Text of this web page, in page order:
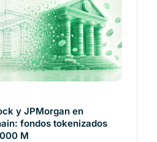
y JPMorgan en
fondos tokenizados
M